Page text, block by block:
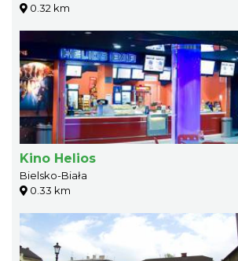
0.32 km
Kino Helios
Bielsko-Biała
0.33 km